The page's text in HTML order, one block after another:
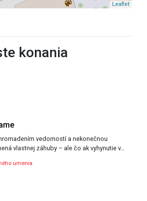
Leaflet
konania
vedomostí a nekonečnou
vlastnej záhuby – ale čo ak vyhynutie v…
umenia